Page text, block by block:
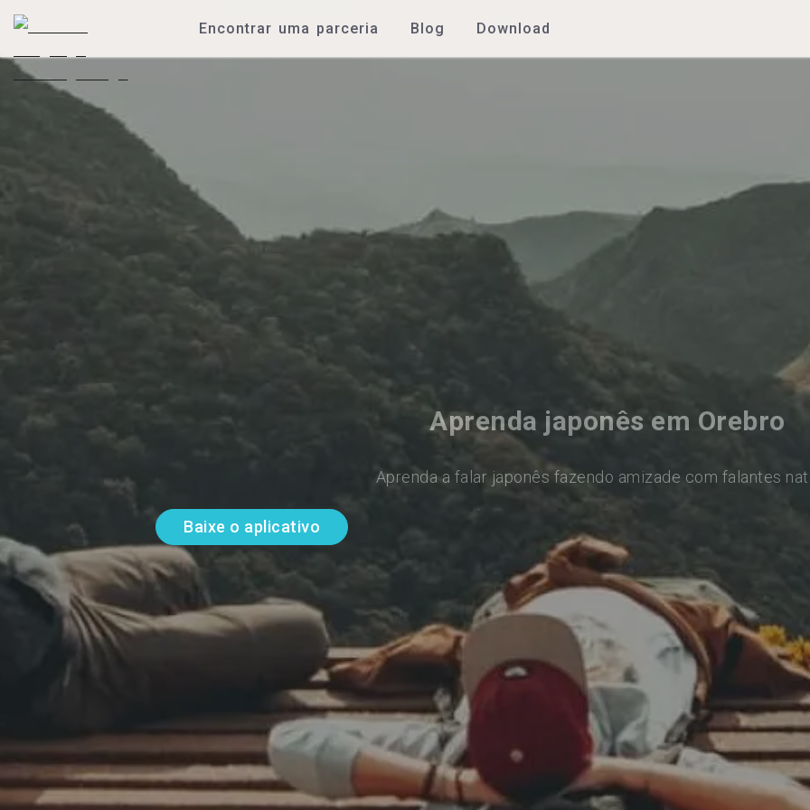
Encontrar uma parceria Blog Download
Aprenda japonês em Orebro
Aprenda a falar japonês fazendo amizade com falantes
Baixe o aplicativo